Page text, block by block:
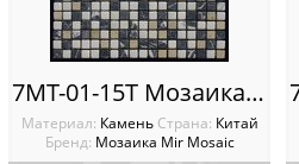
7MT-01-15T Мозаика Mir mosaic
Материал: Камень Cтрана: Китай
Бренд: Мозаика Mir Mosaic